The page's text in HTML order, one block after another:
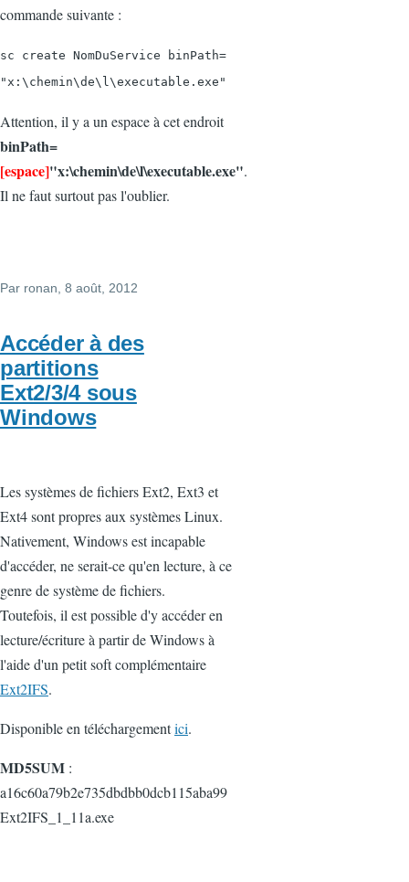
commande suivante :
sc create NomDuService binPath=
"x:\chemin\de\l\executable.exe"
Attention, il y a un espace à cet endroit
binPath=
[espace]"x:\chemin\de\l\executable.exe".
Il ne faut surtout pas l'oublier.
Par ronan , 8 août, 2012
Accéder à des
partitions
Ext2/3/4 sous
Windows
Les systèmes de fichiers Ext2, Ext3 et
Ext4 sont propres aux systèmes Linux.
Nativement, Windows est incapable
d'accéder, ne serait-ce qu'en lecture, à ce
genre de système de fichiers.
Toutefois, il est possible d'y accéder en
lecture/écriture à partir de Windows à
l'aide d'un petit soft complémentaire
Ext2IFS.
Disponible en téléchargementici.
MD5SUM :
a16c60a79b2e735dbdbb0dcb115aba99
Ext2IFS_1_11a.exe